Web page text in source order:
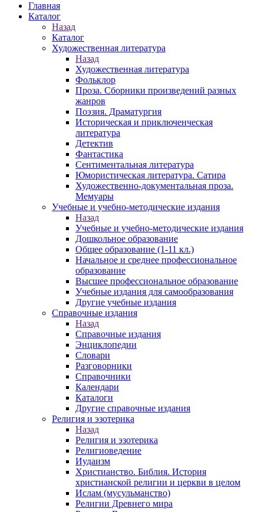
Главная
Каталог
Назад
Каталог
Художественная литература
Назад
Художественная литература
Фольклор
Проза. Сборники произведений разных
жанров
Поэзия. Драматургия
Историческая и приключенческая
литература
Детектив
Фантастика
Сентиментальная литература
Юмористическая литература. Сатира
Художественно-документальная проза.
Мемуары
Учебные и учебно-методические издания
Назад
Учебные и учебно-методические издания
Дошкольное образование
Общее образование (1-11 кл.)
Начальное и среднее профессиональное
образование
Высшее профессиональное образование
Учебные издания для самообразования
Другие учебные издания
Справочные издания
Назад
Справочные издания
Энциклопедии
Словари
Разговорники
Справочники
Календари
Каталоги
Другие справочные издания
Религия и эзотерика
Назад
Религия и эзотерика
Религиоведение
Иудаизм
Христианство. Библия. История
христианской религии и церкви в целом
Ислам (мусульманство)
Религии Древнего мира